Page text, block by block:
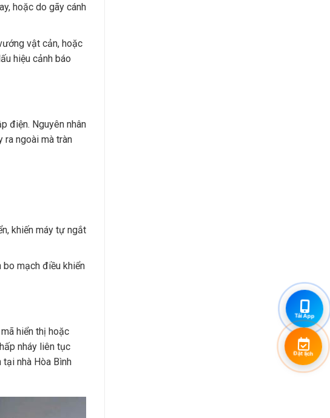
hoặc do gãy cánh
vật cản, hoặc
hiệu cảnh báo
điện. Nguyên nhân
ra ngoài mà tràn
khiến máy tự ngắt
mạch điều khiển
hiển thị hoặc
nháy liên tục
nhà Hòa Bình
Tải App
Đặt lịch